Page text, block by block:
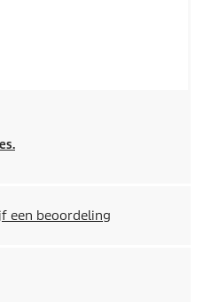
een beoordeling